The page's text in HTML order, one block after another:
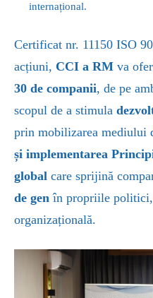
internațional.
Certificat nr. 11150 ISO
acțiuni, CCI a RM va
30 de companii, de pe
scopul de a stimula
prin mobilizarea mediului
și implementarea
global care sprijină
de gen în propriile
organizațională.